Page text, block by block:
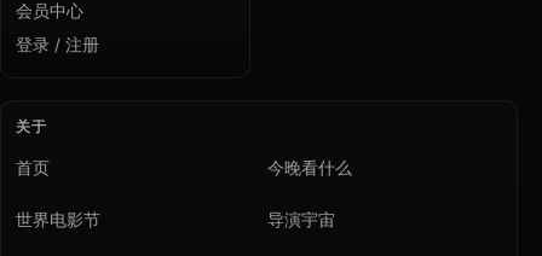
会员中心
登录 / 注册
关于
首页 今晚看什么
世界电影节 导演宇宙